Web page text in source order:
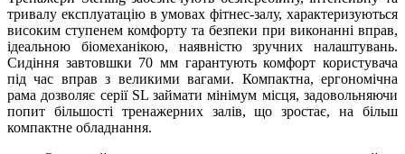
тривалу експлуатацію в умовах фітнес-залу, характеризуються
високим ступенем комфорту та безпеки при виконанні вправ,
ідеальною біомеханікою, наявністю зручних налаштувань.
Сидіння завтовшки 70 мм гарантують комфорт користувача
під час вправ з великими вагами. Компактна, ергономічна
рама дозволяє серії SL займати мінімум місця, задовольняючи
попит більшості тренажерних залів, що зростає, на більш
компактне обладнання.